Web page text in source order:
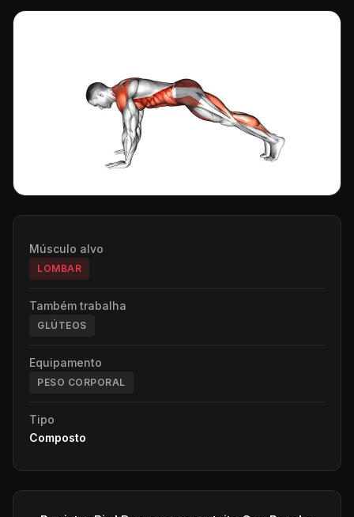
Músculo alvo
LOMBAR
Também trabalha
GLÚTEOS
Equipamento
PESO CORPORAL
Tipo
Composto